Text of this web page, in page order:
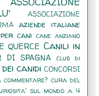
ASSOCIAZIONE
aziende italiane
cani cane anziano
QUERCE Canili in
DI SPAGNA club di
canidi CONCORSI
commentare? cura del
sul mondo a 4